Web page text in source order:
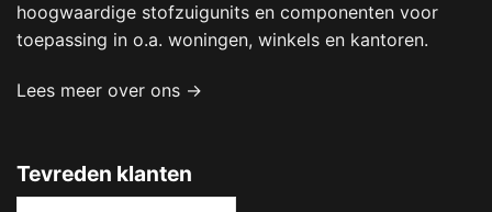
hoogwaardige stofzuigunits en componenten voor
toepassing in o.a. woningen, winkels en kantoren.
Lees meer over ons →
Tevreden klanten